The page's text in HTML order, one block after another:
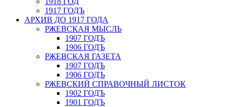
1917 ГОДЪ
АРХИВ ДО 1917 ГОДА
РЖЕВСКАЯ МЫСЛЬ
1907 ГОДЪ
1906 ГОДЪ
РЖЕВСКАЯ ГАЗЕТА
1907 ГОДЪ
1906 ГОДЪ
РЖЕВСКИЙ СПРАВОЧНЫЙ ЛИСТОК
1902 ГОДЪ
1901 ГОДЪ